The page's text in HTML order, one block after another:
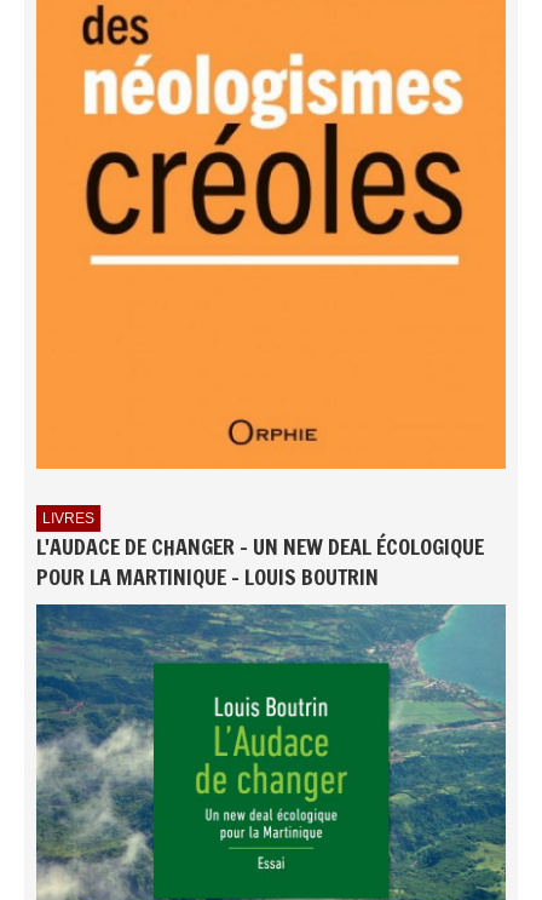
LIVRES
L'AUDACE DE CHANGER - UN NEW DEAL ÉCOLOGIQUE
POUR LA MARTINIQUE - LOUIS BOUTRIN